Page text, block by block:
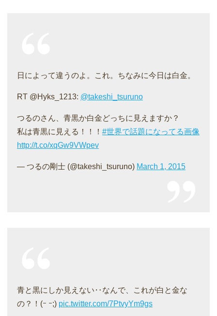
日によって違うのよ。これ。ちなみに今日は白金。
RT @Hyks_1213: @takeshi_tsuruno
つるのさん、青黒か白金どっちに見えますか？
私は青黒に見える！！！ #世界で話題になってる画像
http://t.co/xqGw9VWpev
— つるの剛士 (@takeshi_tsuruno) March 1, 2015
青と黒にしか見えない‥なんで、これが白と金な
の？！(ｰ ｰ;) pic.twitter.com/7PtvyYm9gs